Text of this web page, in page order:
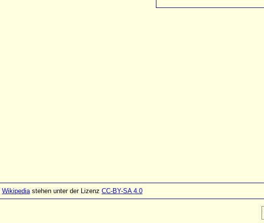
Wikipediastehen unter der Lizenz CC-BY-SA 4.0